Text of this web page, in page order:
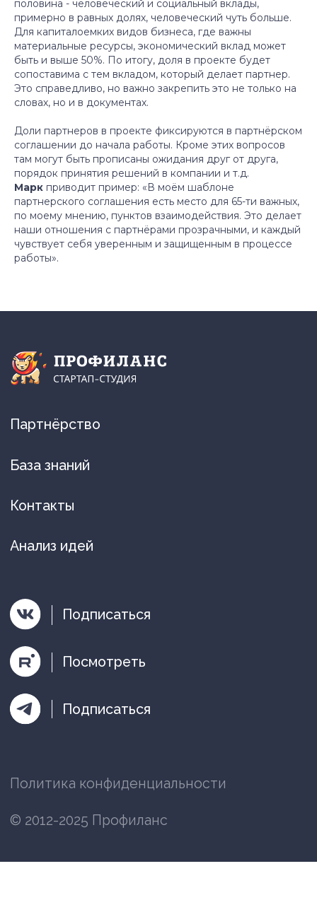
половина - человеческий и социальный вклады,
примерно в равных долях, человеческий чуть больше.
Для капиталоемких видов бизнеса, где важны
материальные ресурсы, экономический вклад может
быть и выше 50%. По итогу, доля в проекте будет
сопоставима с тем вкладом, который делает партнер.
Это справедливо, но важно закрепить это не только на
словах, но и в документах.
Доли партнеров в проекте фиксируются в партнёрском
соглашении до начала работы. Кроме этих вопросов
там могут быть прописаны ожидания друг от друга,
порядок принятия решений в компании и т.д.
Марк приводит пример: «В моём шаблоне
партнерского соглашения есть место для 65-ти важных,
по моему мнению, пунктов взаимодействия. Это делает
наши отношения с партнёрами прозрачными, и каждый
чувствует себя уверенным и защищенным в процессе
работы».
© 2012-2025 Профиланс
Политика конфиденциальности